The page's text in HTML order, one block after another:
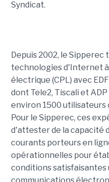
Syndicat.
Depuis 2002, le
technologies d'Internet
électrique (CPL) avec
dont Tele2, Tiscali et
environ 1500 utilisateurs
Pour le Sipperec, ces
d'attester de la capacité
courants porteurs en
opérationnelles pour
conditions satisfaisantes